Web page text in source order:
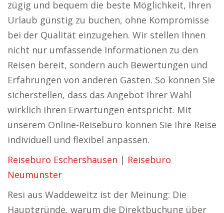
zügig und bequem die beste Möglichkeit, Ihren
Urlaub günstig zu buchen, ohne Kompromisse
bei der Qualität einzugehen. Wir stellen Ihnen
nicht nur umfassende Informationen zu den
Reisen bereit, sondern auch Bewertungen und
Erfahrungen von anderen Gästen. So können Sie
sicherstellen, dass das Angebot Ihrer Wahl
wirklich Ihren Erwartungen entspricht. Mit
unserem Online-Reisebüro können Sie Ihre Reise
individuell und flexibel anpassen.
Reisebüro Eschershausen | Reisebüro
Neumünster
Resi aus Waddeweitz ist der Meinung: Die
Hauptgründe, warum die Direktbuchung über